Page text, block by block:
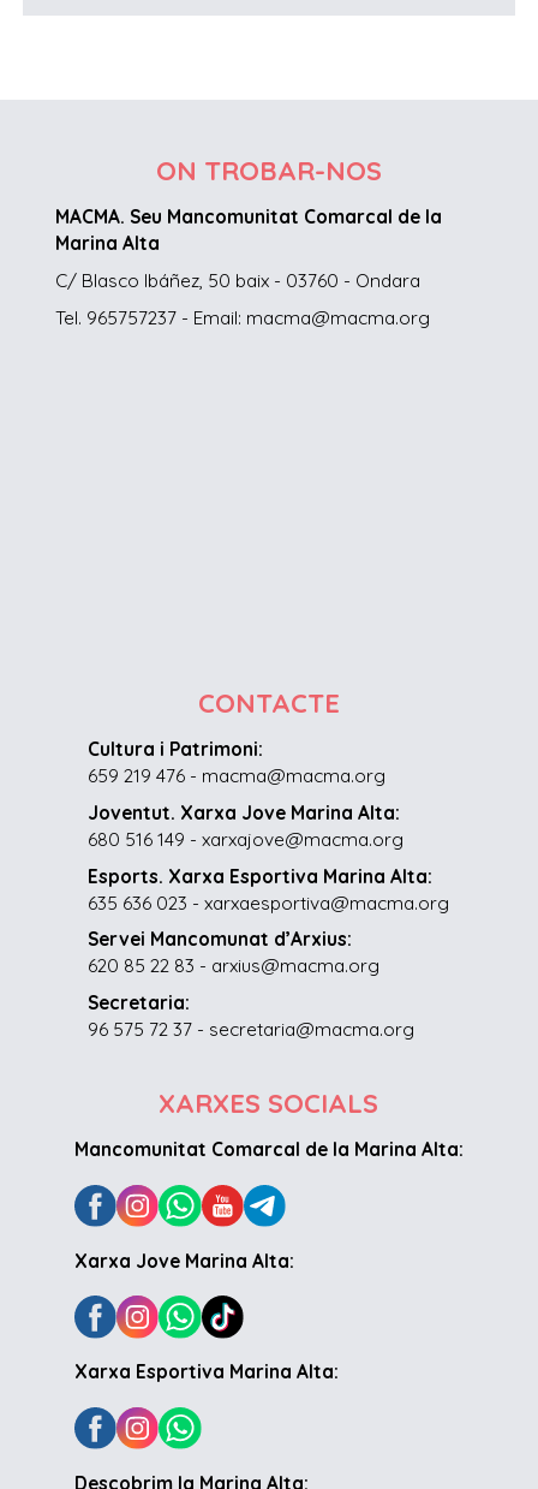
ON TROBAR-NOS
MACMA. Seu Mancomunitat Comarcal de la
Marina Alta
C/ Blasco Ibáñez, 50 baix - 03760 - Ondara
Tel. 965757237 - Email: macma@macma.org
CONTACTE
Cultura i Patrimoni:
659 219 476 - macma@macma.org
Joventut. Xarxa Jove Marina Alta:
680 516 149 - xarxajove@macma.org
Esports. Xarxa Esportiva Marina Alta:
635 636 023 - xarxaesportiva@macma.org
Servei Mancomunat d’Arxius:
620 85 22 83 - arxius@macma.org
Secretaria:
96 575 72 37 - secretaria@macma.org
XARXES SOCIALS
Mancomunitat Comarcal de la Marina Alta:
Xarxa Jove Marina Alta:
Xarxa Esportiva Marina Alta:
Descobrim la Marina Alta: